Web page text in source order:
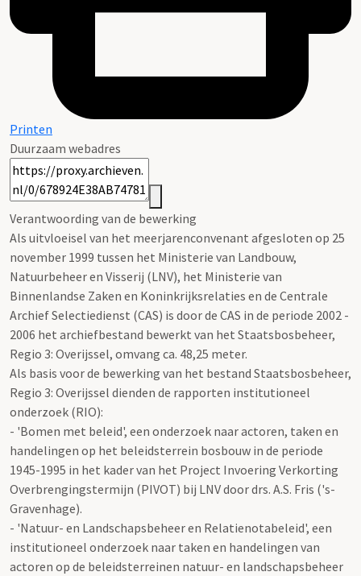
Printen
Duurzaam webadres
Verantwoording van de bewerking
Als uitvloeisel van het meerjarenconvenant afgesloten op 25
november 1999 tussen het Ministerie van Landbouw,
Natuurbeheer en Visserij (LNV), het Ministerie van
Binnenlandse Zaken en Koninkrijksrelaties en de Centrale
Archief Selectiedienst (CAS) is door de CAS in de periode 2002 -
2006 het archiefbestand bewerkt van het Staatsbosbeheer,
Regio 3: Overijssel, omvang ca. 48,25 meter.
Als basis voor de bewerking van het bestand Staatsbosbeheer,
Regio 3: Overijssel dienden de rapporten institutioneel
onderzoek (RIO):
- 'Bomen met beleid', een onderzoek naar actoren, taken en
handelingen op het beleidsterrein bosbouw in de periode
1945-1995 in het kader van het Project Invoering Verkorting
Overbrengingstermijn (PIVOT) bij LNV door drs. A.S. Fris ('s-
Gravenhage).
- 'Natuur- en Landschapsbeheer en Relatienotabeleid', een
institutioneel onderzoek naar taken en handelingen van
actoren op de beleidsterreinen natuur- en landschapsbeheer